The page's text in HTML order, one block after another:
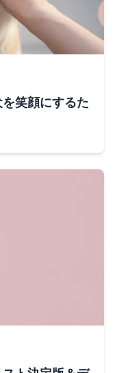
笑顔にするた